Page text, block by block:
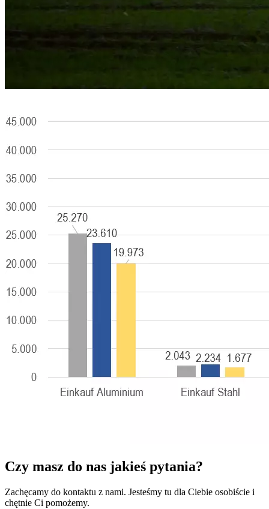
Czy masz do nas jakieś pytania?
Zachęcamy do kontaktu z nami. Jesteśmy tu dla Ciebie osobiście i
chętnie Ci pomożemy.